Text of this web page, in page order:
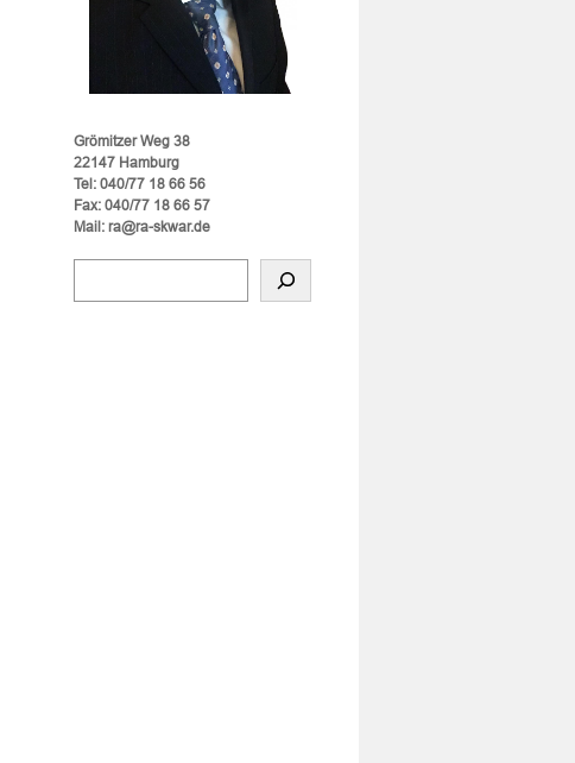
Grömitzer Weg 38
22147 Hamburg
Tel: 040/77 18 66 56
Fax: 040/77 18 66 57
Mail: ra@ra-skwar.de